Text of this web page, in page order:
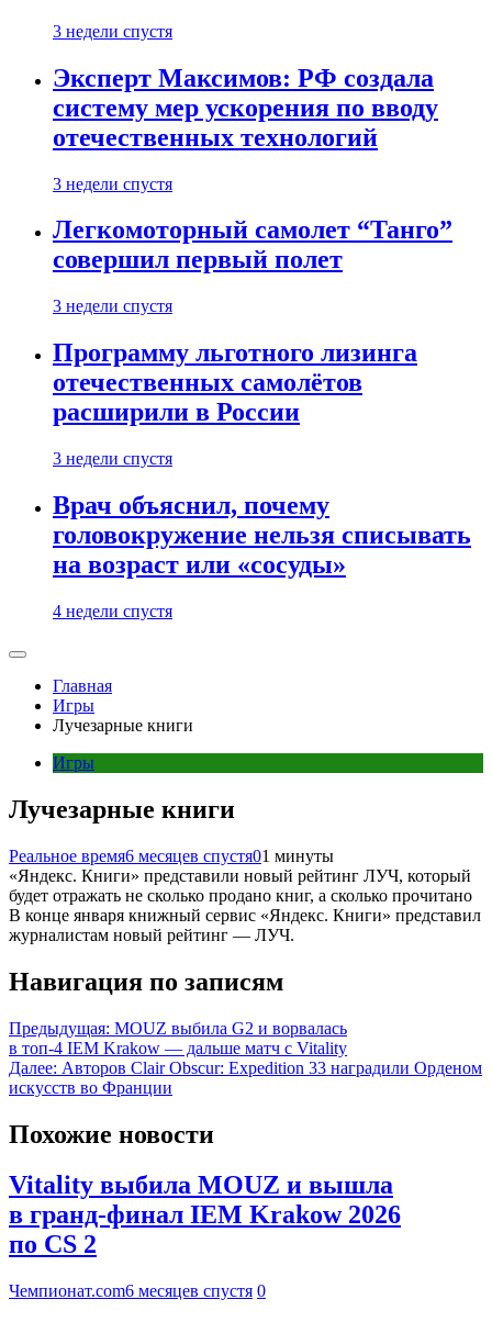
3 недели спустя
Эксперт Максимов: РФ создала
систему мер ускорения по вводу
отечественных технологий
3 недели спустя
Легкомоторный самолет “Танго”
совершил первый полет
3 недели спустя
Программу льготного лизинга
отечественных самолётов
расширили в России
3 недели спустя
Врач объяснил, почему
головокружение нельзя списывать
на возраст или «сосуды»
4 недели спустя
Главная
Игры
Лучезарные книги
Игры
Лучезарные книги
Реальное время6 месяцев спустя01 минуты
«Яндекс. Книги» представили новый рейтинг ЛУЧ, который
будет отражать не сколько продано книг, а сколько прочитано
В конце января книжный сервис «Яндекс. Книги» представил
журналистам новый рейтинг — ЛУЧ.
Навигация по записям
Предыдущая: MOUZ выбила G2 и ворвалась
в топ-4 IEM Krakow — дальше матч с Vitality
Далее: Авторов Clair Obscur: Expedition 33 наградили Орденом
искусств во Франции
Похожие новости
Vitality выбила MOUZ и вышла
в гранд-финал IEM Krakow 2026
по CS 2
Чемпионат.com6 месяцев спустя 0